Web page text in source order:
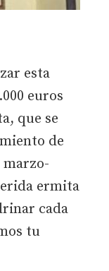
esta
euros
que se
de
marzo-
ermita
cada
tu